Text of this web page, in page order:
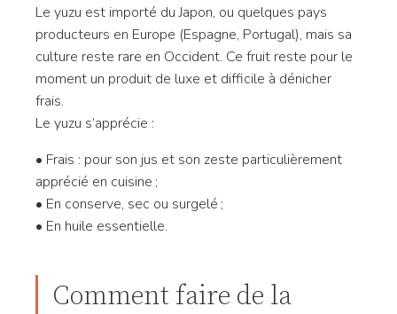
Le yuzu est importé du Japon, ou quelques pays
producteurs en Europe (Espagne, Portugal), mais sa
culture reste rare en Occident. Ce fruit reste pour le
moment un produit de luxe et difficile à dénicher
frais.
Le yuzu s’apprécie :
• Frais : pour son jus et son zeste particulièrement
apprécié en cuisine ;
• En conserve, sec ou surgelé ;
• En huile essentielle.
Comment faire de la